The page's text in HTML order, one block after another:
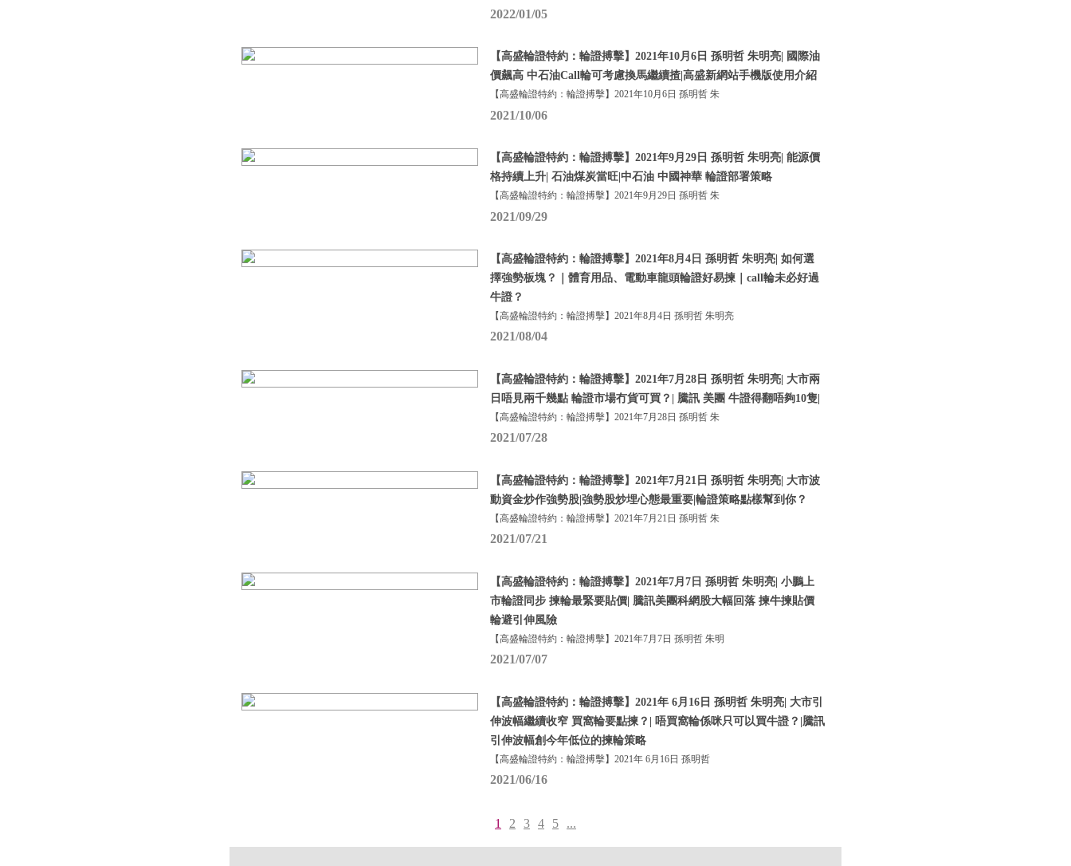
2022/01/05
【高盛輪證特約：輪證搏擊】2021年10月6日 孫明哲 朱明亮| 國際油
價飆高 中石油Call輪可考慮換馬繼續揸|高盛新網站手機版使用介紹
【高盛輪證特約：輪證搏擊】2021年10月6日 孫明哲 朱
2021/10/06
【高盛輪證特約：輪證搏擊】2021年9月29日 孫明哲 朱明亮| 能源價
格持續上升| 石油煤炭當旺|中石油 中國神華 輪證部署策略
【高盛輪證特約：輪證搏擊】2021年9月29日 孫明哲 朱
2021/09/29
【高盛輪證特約：輪證搏擊】2021年8月4日 孫明哲 朱明亮| 如何選
擇強勢板塊？｜體育用品、電動車龍頭輪證好易揀｜call輪未必好過
牛證？
【高盛輪證特約：輪證搏擊】2021年8月4日 孫明哲 朱明亮
2021/08/04
【高盛輪證特約：輪證搏擊】2021年7月28日 孫明哲 朱明亮| 大市兩
日唔見兩千幾點 輪證市場冇貨可買？| 騰訊 美團 牛證得翻唔夠10隻|
【高盛輪證特約：輪證搏擊】2021年7月28日 孫明哲 朱
2021/07/28
【高盛輪證特約：輪證搏擊】2021年7月21日 孫明哲 朱明亮| 大市波
動資金炒作強勢股|強勢股炒埋心態最重要|輪證策略點樣幫到你？
【高盛輪證特約：輪證搏擊】2021年7月21日 孫明哲 朱
2021/07/21
【高盛輪證特約：輪證搏擊】2021年7月7日 孫明哲 朱明亮| 小鵬上
市輪證同步 揀輪最緊要貼價| 騰訊美團科網股大幅回落 揀牛揀貼價
輪避引伸風險
【高盛輪證特約：輪證搏擊】2021年7月7日 孫明哲 朱明
2021/07/07
【高盛輪證特約：輪證搏擊】2021年 6月16日 孫明哲 朱明亮| 大市引
伸波幅繼續收窄 買窩輪要點揀？| 唔買窩輪係咪只可以買牛證？|騰訊
引伸波幅創今年低位的揀輪策略
【高盛輪證特約：輪證搏擊】2021年 6月16日 孫明哲
2021/06/16
1 2 3 4 5 ...